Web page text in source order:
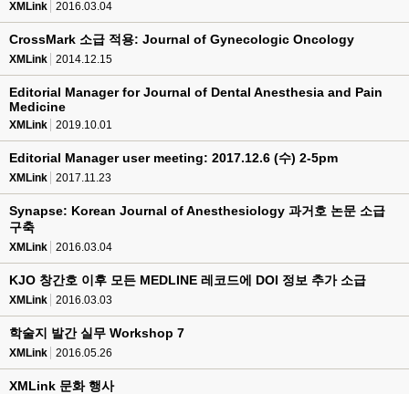
XMLink 2016.03.04
CrossMark 소급 적용: Journal of Gynecologic Oncology
XMLink 2014.12.15
Editorial Manager for Journal of Dental Anesthesia and Pain
Medicine
XMLink 2019.10.01
Editorial Manager user meeting: 2017.12.6 (수) 2-5pm
XMLink 2017.11.23
Synapse: Korean Journal of Anesthesiology 과거호 논문 소급
구축
XMLink 2016.03.04
KJO 창간호 이후 모든 MEDLINE 레코드에 DOI 정보 추가 소급
XMLink 2016.03.03
학술지 발간 실무 Workshop 7
XMLink 2016.05.26
XMLink 문화 행사